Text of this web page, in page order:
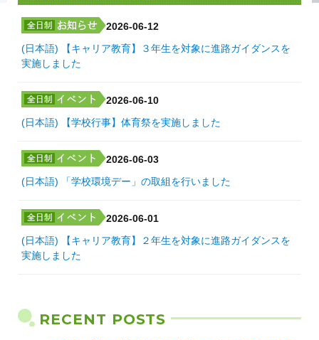
2026-06-12
(日本語) 【キャリア教育】３年生を対象に進路ガイダンスを
実施しました
2026-06-10
(日本語) 【学校行事】体育祭を実施しました
2026-06-03
(日本語) 「学校環境デー」の取組を行いました
2026-06-01
(日本語) 【キャリア教育】２年生を対象に進路ガイダンスを
実施しました
RECENT POSTS